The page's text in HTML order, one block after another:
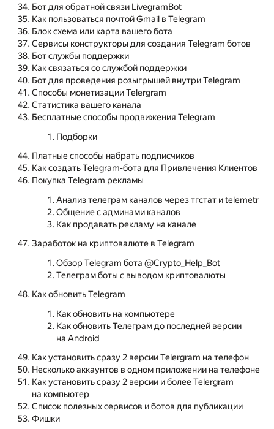
Бот для обратной связи LivegramBot
Как пользоваться почтой Gmail в Telegram
Блок схема или карта вашего бота
Сервисы конструкторы для создания Telegram ботов
Бот службы поддержки
Как связаться со службой поддержки
Бот для проведения розыгрышей внутри Telegram
Способы монетизации Telergram
Статистика вашего канала
Бесплатные способы продвижения Telegram
Подборки
Платные способы набрать подписчиков
Как создать Telegram-бота для Привлечения Клиентов
Покупка Telegram рекламы
Анализ телеграм каналов через тгстат и telemetr
Общение с админами каналов
Как продавать рекламу на канале
Заработок на криптовалюте в Telegram
Обзор Telegram бота @Crypto_Help_Bot
Телеграм боты с выводом криптовалюты
Как обновить Telegram
Как обновить на компьютере
Как обновить Телеграм до последней версии
на Android
Как установить сразу 2 версии Telergram на телефон
Несколько аккаунтов в одном приложении на телефоне
Как установить сразу 2 версии и более Telergram
на компьютер
Список полезных сервисов и ботов для публикации
Фишки